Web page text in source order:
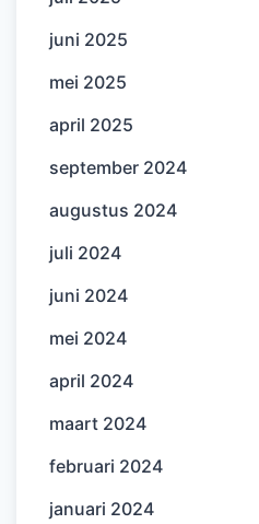
juni 2025
mei 2025
april 2025
september 2024
augustus 2024
juli 2024
juni 2024
mei 2024
april 2024
maart 2024
februari 2024
januari 2024